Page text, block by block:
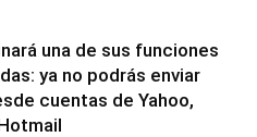
una de sus funciones
ya no podrás enviar
cuentas de Yahoo,